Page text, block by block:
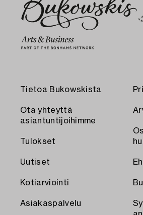
Tietoa Bukowskista
Ota yhteyttä
asiantuntijoihimme
Tulokset
Uutiset
Kotiarviointi
Asiakaspalvelu